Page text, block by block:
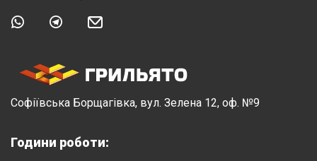
Софіївська Борщагівка, вул. Зелена 12, оф. №9
Години роботи: